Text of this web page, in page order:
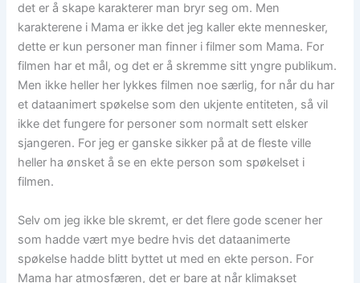
det er å skape karakterer man bryr seg om. Men
karakterene i Mama er ikke det jeg kaller ekte mennesker,
dette er kun personer man finner i filmer som Mama. For
filmen har et mål, og det er å skremme sitt yngre publikum.
Men ikke heller her lykkes filmen noe særlig, for når du har
et dataanimert spøkelse som den ukjente entiteten, så vil
ikke det fungere for personer som normalt sett elsker
sjangeren. For jeg er ganske sikker på at de fleste ville
heller ha ønsket å se en ekte person som spøkelset i
filmen.
Selv om jeg ikke ble skremt, er det flere gode scener her
som hadde vært mye bedre hvis det dataanimerte
spøkelse hadde blitt byttet ut med en ekte person. For
Mama har atmosfæren, det er bare at når klimakset